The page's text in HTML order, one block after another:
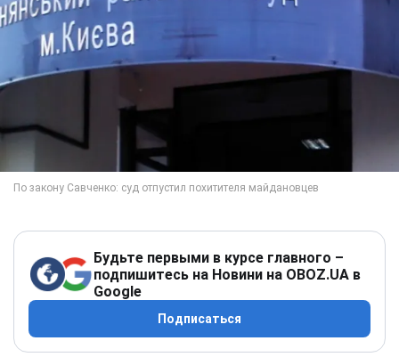
Будьте первыми в курсе главного –
подпишитесь на Новини на OBOZ.UA в
Google
Подписаться